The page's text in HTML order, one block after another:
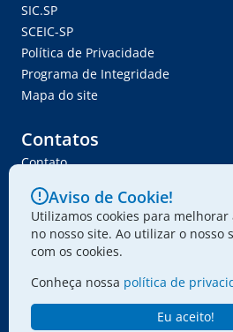
SIC.SP
SCEIC-SP
Política de Privacidade
Programa de Integridade
Mapa do site
Contatos
Contato
Trabalhe Conosco
Ser Fornecedor
Envie seu projeto
© 2024 - Associação Paulista
Aviso de Cookie!
Utilizamos cookies para melhorar
no nosso site. Ao utilizar o nosso
com os cookies.
Conheça nossa política de
Eu aceito!